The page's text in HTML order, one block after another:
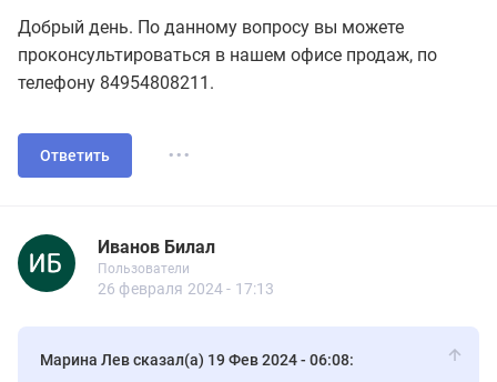
Добрый день. По данному вопросу вы можете
проконсультироваться в нашем офисе продаж, по
телефону 84954808211.
Ответить ...
Иванов Билал
Иванов Билал
Пользователи
Новичок
Пользователи
8 сообщений
26 февраля 2024 - 17:13
Марина Лев сказал(а) 19 Фев 2024 - 06:08: